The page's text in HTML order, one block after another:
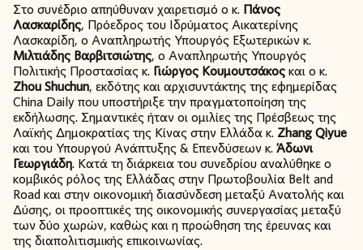
Στο συνέδριο απηύθυναν χαιρετισμό ο κ. Πάνος
Λασκαρίδης, Πρόεδρος του Ιδρύματος Αικατερίνης
Λασκαρίδη, ο Αναπληρωτής Υπουργός Εξωτερικών κ.
Μιλτιάδης Βαρβιτσιώτης, ο Αναπληρωτής Υπουργός
Πολιτικής Προστασίας κ. Γιώργος Κουμουτσάκοςκαι ο κ.
ZhouShuchun, εκδότης και αρχισυντάκτης της εφημερίδας
China Daily που υποστήριξε την πραγματοποίηση της
εκδήλωσης. Σημαντικές ήταν οι ομιλίες της Πρέσβεως της
Λαϊκής Δημοκρατίας της Κίνας στην Ελλάδα κ. ZhangQiyue
και του Υπουργού Ανάπτυξης & Επενδύσεων κ.Άδωνι
Γεωργιάδη. Κατά τη διάρκεια του συνεδρίου αναλύθηκε ο
κομβικός ρόλος της Ελλάδας στην Πρωτοβουλία Belt and
Road και στην οικονομική διασύνδεση μεταξύ Ανατολής και
Δύσης, οι προοπτικές της οικονομικής συνεργασίας μεταξύ
των δύο χωρών, καθώς και η προώθηση της έρευνας και
της διαπολιτισμικής επικοινωνίας.